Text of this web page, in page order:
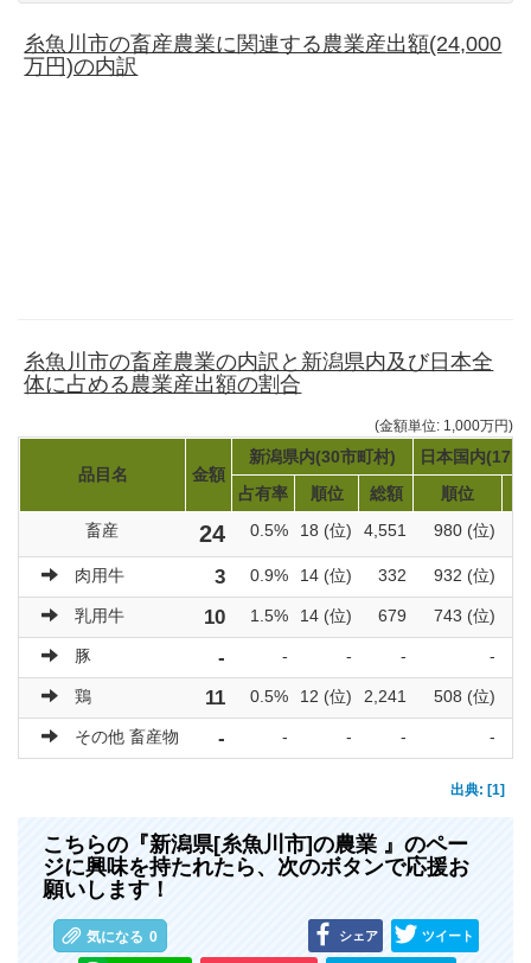
糸魚川市の畜産農業に関連する農業産出額(24,000
万円)の内訳
糸魚川市の畜産農業の内訳と新潟県内及び日本全
体に占める農業産出額の割合
(金額単位: 1,000万円)
品目名 金額
新潟県内(30市町村)
日本国内
占有率
順位 総額 順位
畜産
24 0.5% 18 (位) 4,551 980 (位)
肉用牛 3 0.9% 14 (位) 332 932 (位)
乳用牛 10 1.5% 14 (位) 679 743 (位)
豚 - - - - -
鶏 11 0.5% 12 (位) 2,241 508 (位)
その他 畜産物 - - - - -
出典: [1]
こちらの『新潟県[糸魚川市]の農業 』のペー
ジに興味を持たれたら、次のボタンで応援お
願いします！
気になる 0 シェア ツイート